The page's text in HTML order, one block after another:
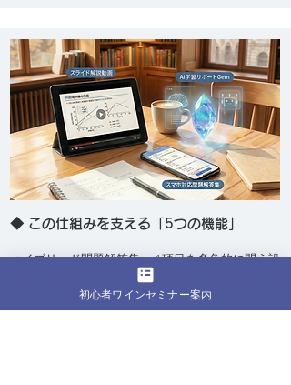
◆ この仕組みを支える「5つの機能」
​ハイブリッド問題解答集： 1項目を多角的に問う設
計。全選択肢に解説を付し、正解以外の選択肢が
「なぜ誤りなのか」も容易に確認できます。
初心者ワインセミナー案内